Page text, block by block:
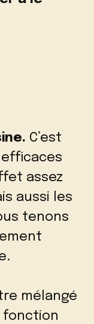
C’est
assez
aussi les
tenons
mélangé
fonction